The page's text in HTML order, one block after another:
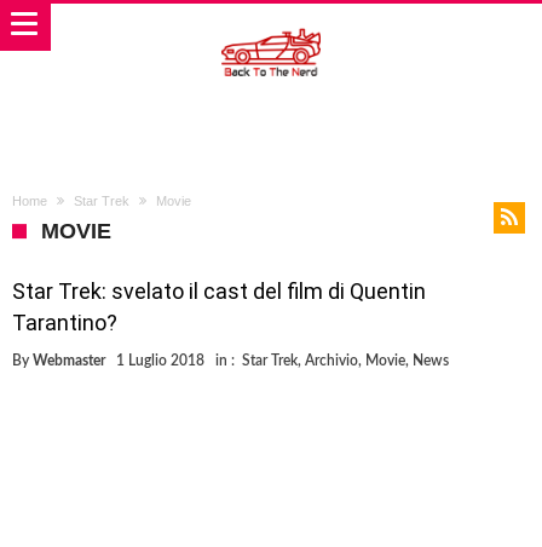
Home Star Trek Movie
MOVIE
Star Trek: svelato il cast del film di Quentin
Tarantino?
By Webmaster 1 Luglio 2018 in : Star Trek, Archivio, Movie, News